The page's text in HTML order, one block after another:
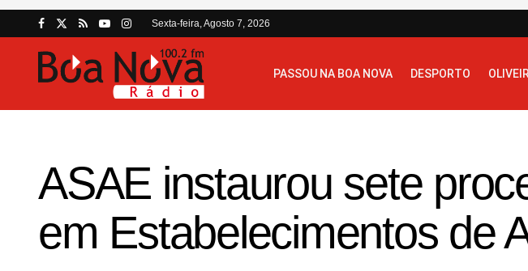
Sexta-feira, Agosto 7, 2026
PASSOU NA BOA NOVA DESPORTO
ASAE instaurou sete
em Estabelecimentos de